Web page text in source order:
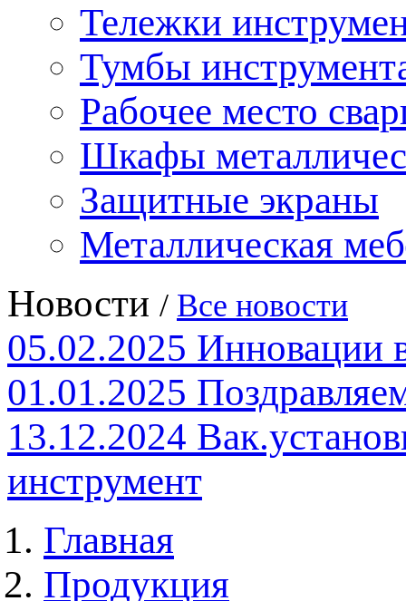
Тележки
Тумбы
Рабочее место
Шкафы
Защитные экраны
Металлическая
Новости / Все новости
05.02.2025 Инновации
01.01.2025
13.12.2024
инструмент
Главная
Продукция